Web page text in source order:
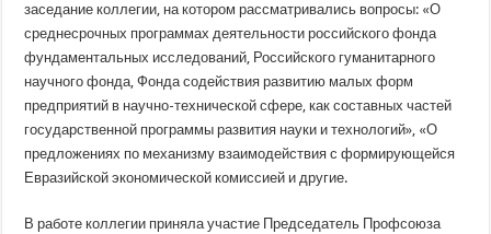
заседание коллегии, на котором рассматривались вопросы: «О
среднесрочных программах деятельности российского фонда
фундаментальных исследований, Российского гуманитарного
научного фонда, Фонда содействия развитию малых форм
предприятий в научно-технической сфере, как составных частей
государственной программы развития науки и технологий», «О
предложениях по механизму взаимодействия с формирующейся
Евразийской экономической комиссией и другие.
В работе коллегии приняла участие Председатель Профсоюза